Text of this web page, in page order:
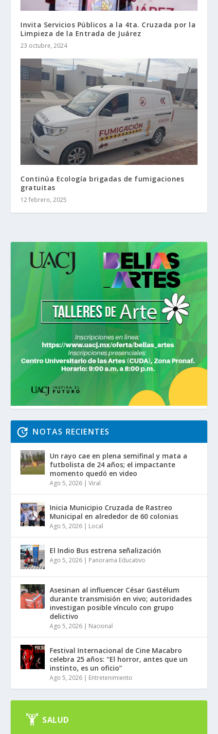
Invita Servicios Públicos a la 4ta. Cruzada por la
Limpieza de la Entrada de Juárez
23 octubre, 2024
Continúa Ecología brigadas de fumigaciones
gratuitas
12 febrero, 2025
NOTAS RECIENTES
Un rayo cae en plena semifinal y mata a
futbolista de 24 años; el impactante
momento quedó en video
Ago 5, 2026 |Viral
Inicia Municipio Cruzada de Rastreo
Municipal en alrededor de 60 colonias
Ago 5, 2026 | Local
El Indio Bus estrena señalización
Ago 5, 2026 | Panorama Educativo
Asesinan al influencer César Gastélum
durante transmisión en vivo; autoridades
investigan posible vínculo con grupo
delictivo
Ago 5, 2026 | Nacional
Festival Internacional de Cine Macabro
celebra 25 años: “El horror, antes que un
instinto, es un oficio”
Ago 5, 2026 | Entretenimiento
SALUD